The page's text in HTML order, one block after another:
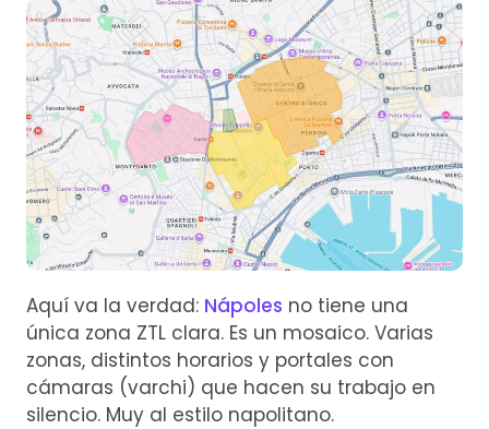
Aquí va la verdad: Nápoles no tiene una
única zona ZTL clara. Es un mosaico. Varias
zonas, distintos horarios y portales con
cámaras (varchi) que hacen su trabajo en
silencio. Muy al estilo napolitano.